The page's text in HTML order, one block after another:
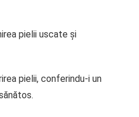
pielii uscate și
pielii, conferindu-i un